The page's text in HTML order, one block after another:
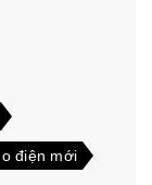
điện mới